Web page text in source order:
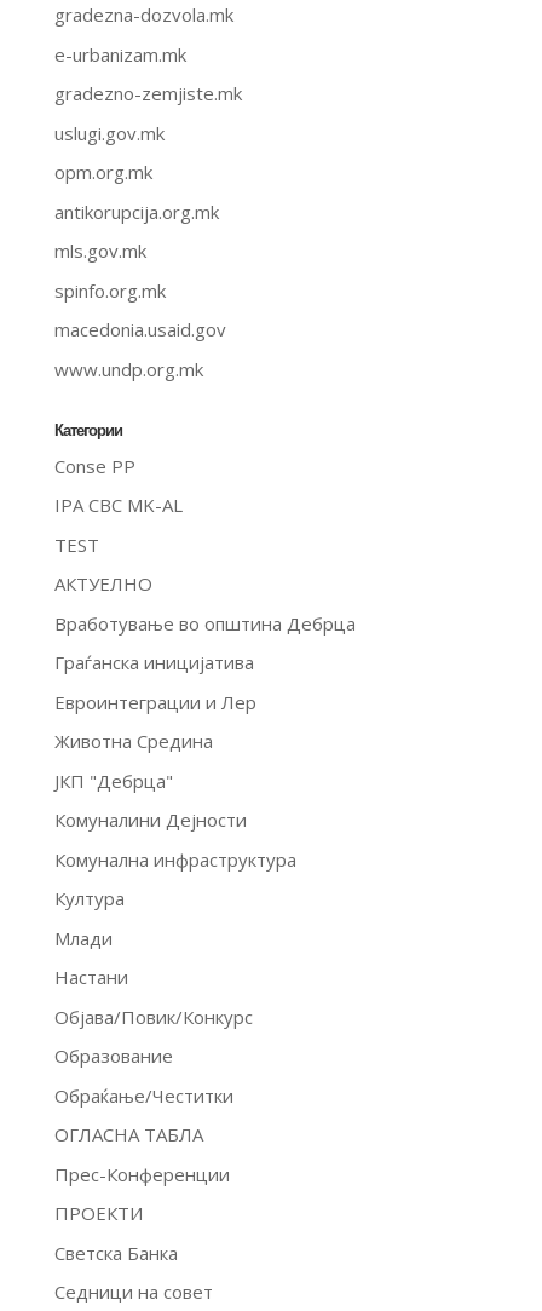
gradezna-dozvola.mk
e-urbanizam.mk
gradezno-zemjiste.mk
uslugi.gov.mk
opm.org.mk
antikorupcija.org.mk
mls.gov.mk
spinfo.org.mk
macedonia.usaid.gov
www.undp.org.mk
Категории
Conse PP
IPA CBC MK-AL
TEST
АКТУЕЛНО
Вработување во општина Дебрца
Граѓанска иницијатива
Евроинтеграции и Лер
Животна Средина
ЈКП "Дебрца"
Комуналини Дејности
Комунална инфраструктура
Култура
Млади
Настани
Објава/Повик/Конкурс
Образование
Обраќање/Честитки
ОГЛАСНА ТАБЛА
Прес-Конференции
ПРОЕКТИ
Светска Банка
Седници на совет